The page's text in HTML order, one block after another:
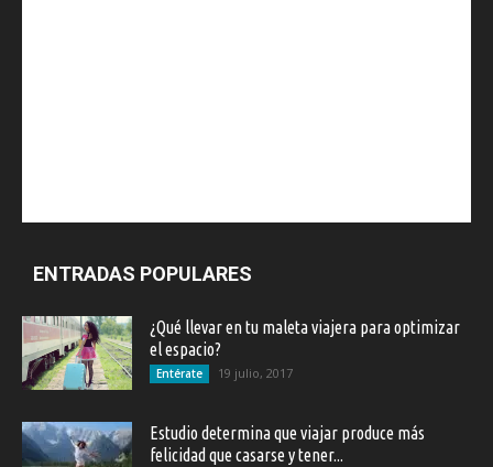
ENTRADAS POPULARES
¿Qué llevar en tu maleta viajera para optimizar
el espacio?
Entérate 19 julio, 2017
Estudio determina que viajar produce más
felicidad que casarse y tener...